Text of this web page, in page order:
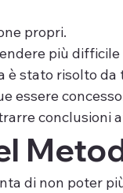
propri.
più
stato risolto da
essere
conclusioni
di non poter